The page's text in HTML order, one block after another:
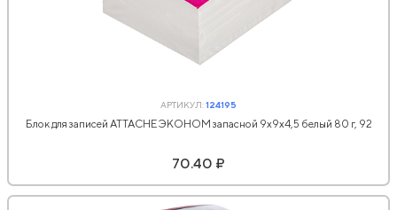
АРТИКУЛ:124195
Блок для записей ATTACHE ЭКОНОМ запасной 9х9х4,5 белый 80 г, 92
70.40 ₽